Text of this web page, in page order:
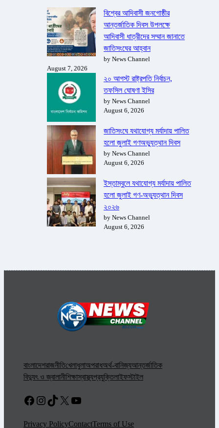
বিশ্বের আদিবাসী জনগোষ্ঠীর
আন্তর্জাতিক দিবস উপলক্ষে
আদিবাসী ধাত্রীদের সম্মান জানাতে
জাতিসংঘের আহ্বান
by News Channel
August 7, 2026
২০ আগস্ট রাষ্ট্রপতি নির্বাচন,
তফসিল ঘোষণা ইসির
by News Channel
August 6, 2026
জাতিসংঘে যথাযোগ্য মর্যাদায় পালিত
হলো জুলাই গণঅভ্যুত্থান দিবস
by News Channel
August 6, 2026
ইস্তাম্বুলে যথাযোগ্য মর্যাদায় পালিত
হলো জুলাই গণ-অভ্যুত্থান দিবস
২০২৬
by News Channel
August 6, 2026
বাংলাদেশরাজনীতিখেলাধুলাঅপরাধঅর্থ-বানিজ্যআন্তর্জাতিক
বিদ্যুৎ ও জ্বালানীশিক্ষাস্বাস্থ্যপ্রযুক্তিলাইফস্টাইল
Facebook
Instagram
TikTok
X YouTube
Privacy PolicyContactTerms of Use